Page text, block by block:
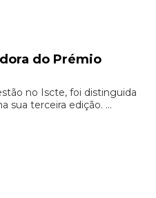
do Prémio
no Iscte, foi distinguida
sua terceira edição. ...